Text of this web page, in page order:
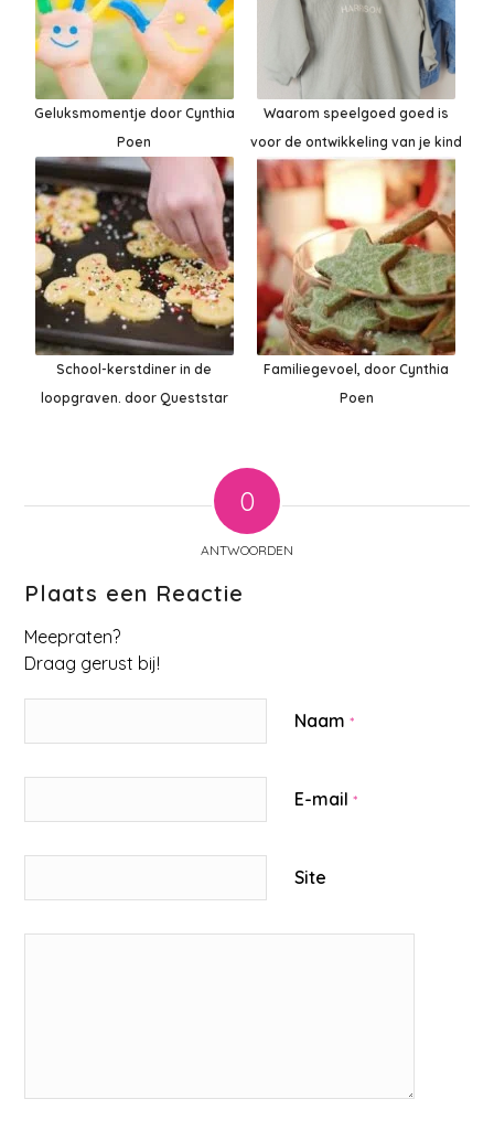
Geluksmomentje door Cynthia
Poen
Waarom speelgoed goed is
voor de ontwikkeling van je kind
School-kerstdiner in de
loopgraven. door Queststar
Familiegevoel, door Cynthia
Poen
0
ANTWOORDEN
Plaats een Reactie
Meepraten?
Draag gerust bij!
Naam*
E-mail*
Site